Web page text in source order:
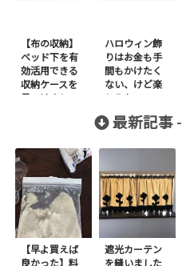
【布の収納】
ベッド下を有
効活用できる
収納ケースを
見つけまし
ハロウィン飾
りはお金も手
間もかけたく
ない、けど楽
しみたい
最新記事 -
【早よ買えば
良かった】料
遮光カーテン
を縫いました